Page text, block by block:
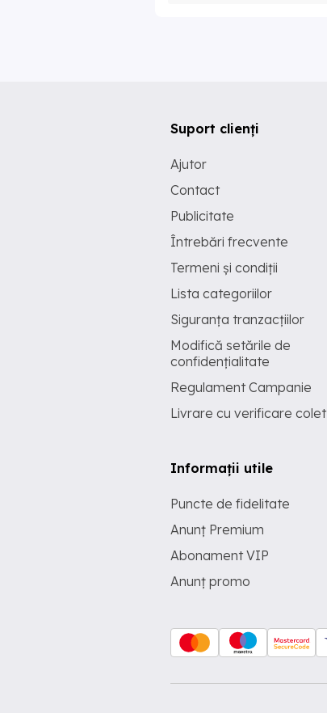
Suport clienți
Ajutor
Contact
Publicitate
Întrebări frecvente
Termeni și condiții
Lista categoriilor
Siguranța tranzacțiilor
Modifică setările de
confidențialitate
Regulament Campanie
Livrare cu verificare colet
Informații utile
Puncte de fidelitate
Anunț Premium
Abonament VIP
Anunț promo